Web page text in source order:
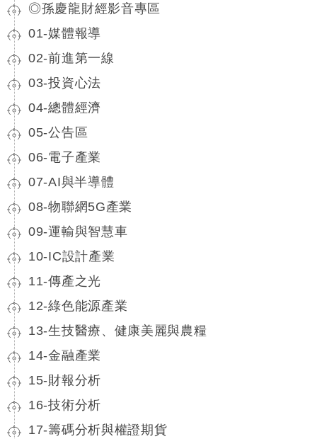
◎孫慶龍財經影音專區
01-媒體報導
02-前進第一線
03-投資心法
04-總體經濟
05-公告區
06-電子產業
07-AI與半導體
08-物聯網5G產業
09-運輸與智慧車
10-IC設計產業
11-傳產之光
12-綠色能源產業
13-生技醫療、健康美麗與農糧
14-金融產業
15-財報分析
16-技術分析
17-籌碼分析與權證期貨